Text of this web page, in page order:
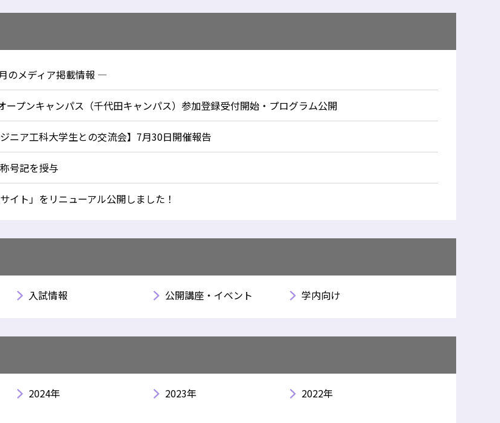
のメディア掲載情報 —
ープンキャンパス（千代田キャンパス）参加登録受付開始・プログラム公開
ジニア工科大学生との交流会】7月30日開催報告
号記を授与
サイト」をリニューアル公開しました！
入試情報 公開講座・イベント 学内向け
2024年 2023年
2022年